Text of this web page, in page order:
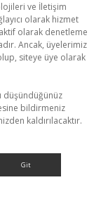
ve İletişim
olarak hizmet
olarak denetleme
Ancak, üyelerimiz
siteye üye olarak
düşündüğünüz
bildirmeniz
kaldırılacaktır.